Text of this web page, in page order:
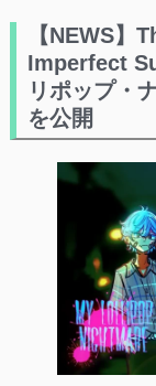
【NEWS
Imperfect
リポップ・
を公開